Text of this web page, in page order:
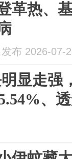
革热、
布 2026-07-
显走强
、